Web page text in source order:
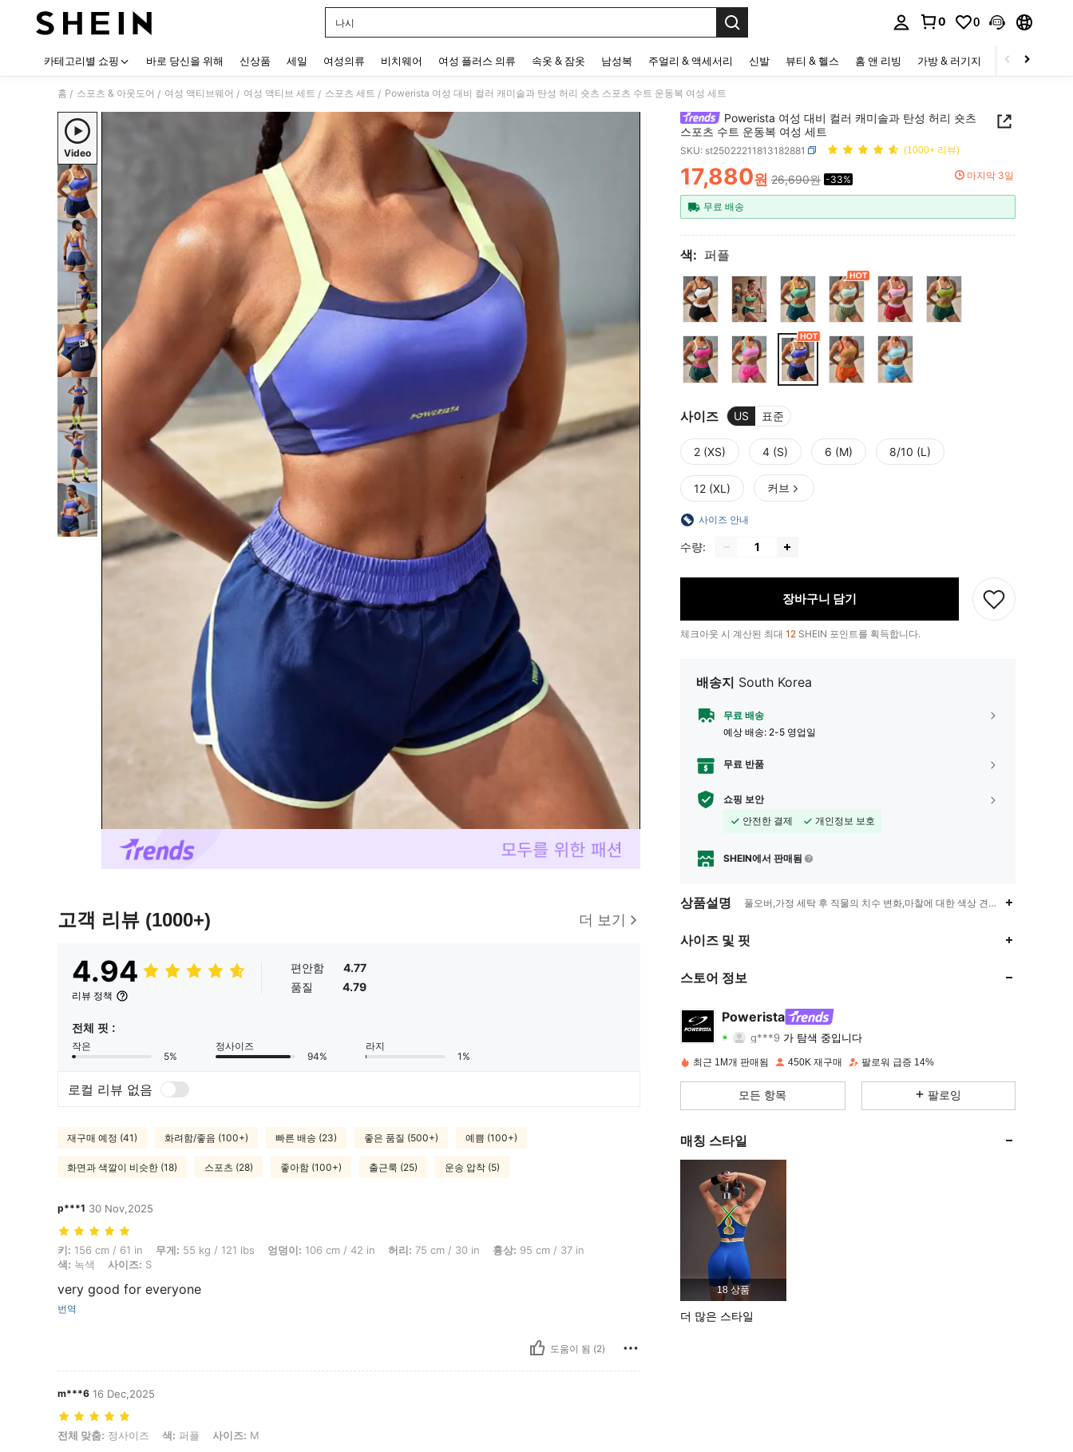
나시
0 0
카테고리별 쇼핑 바로 당신을 위해 신상품 세일 여성의류 비치웨어 여성 플러스 의류 속옷 & 잠옷 남성복 주얼리 & 액세서리 신발 뷰티 & 헬스 홈 앤 리빙 가방 & 러기지 스포츠 & 아웃
홈 / 스포츠 & 아웃도어 / 여성 액티브웨어 / 여성 액티브 세트 / 스포츠 세트 / Powerista 여성 대비 컬러 캐미솔과 탄성 허리 숏츠 스포츠 수트 운동복 여성 세트
Video
고객 리뷰 (1000+) 더 보기
4.94
리뷰 정책
편안함
4.77
품질
4.79
전체 핏 :
작은
5%
정사이즈
94%
라지
1%
로컬 리뷰 없음
재구매 예정 (41) 화려함/좋음 (100+) 빠른 배송 (23) 좋은 품질 (500+) 예쁨 (100+)
화면과 색깔이 비슷한 (18) 스포츠 (28) 좋아함 (100+) 출근룩 (25) 운송 압착 (5)
p***1 30 Nov,2025
키: 156 cm / 61 in, 무게: 55 kg / 121 lbs, 엉덩이: 106 cm / 42 in, 허리: 75 cm / 30 in, 흉상: 95 cm / 37 in, 색: 녹색, 사이즈: S
키: 156 cm / 61 in 무게: 55 kg / 121 lbs 엉덩이: 106 cm / 42 in 허리: 75 cm / 30 in 흉상: 95 cm / 37 in
색: 녹색 사이즈: S
very good for everyone
번역
도움이 됨 (2)
m***6 16 Dec,2025
전체 맞춤: 정사이즈, 색: 퍼플, 사이즈: M
전체 맞춤: 정사이즈 색: 퍼플 사이즈: M
Powerista 여성 대비 컬러 캐미솔과 탄성 허리 숏츠
스포츠 수트 운동복 여성 세트
SKU: st25022211813182881 (1000+ 리뷰)
PRICE AND AVAILABILITY
17,880원 26,690원 -33% 마지막 3일
무료 배송
색: 퍼플
사이즈 US 표준
2 (XS) 4 (S) 6 (M) 8/10 (L)
12 (XL) 커브
사이즈 안내
수량:
장바구니 담기
체크아웃 시 계산된 최대 12 SHEIN 포인트를 획득합니다.
배송지 South Korea
무료 배송
예상 배송: 2-5 영업일
무료 반품
쇼핑 보안
안전한 결제
개인정보 보호
SHEIN에서 판매됨
상품설명 풀오버,가정 세탁 후 직물의 치수 변화,마찰에 대한 색상 견뢰도,백리스,콘트
사이즈 및 핏
스토어 정보
Powerista
4.89
g***9가 탐색 중입니다
4.89 등급 1.6K아이템 358K
4.89 1.6K 358K
4.89
4.89
4.89
4.89 1.6K
4.89
최근 1M개 판매됨 450K 재구매 팔로워 급증 14%
모든 항목 팔로잉
매칭 스타일
18 상품
더 많은 스타일